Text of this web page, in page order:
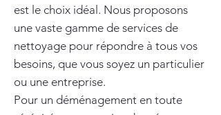
est le choix idéal. Nous proposons
une vaste gamme de services de
nettoyage pour répondre à tous vos
besoins, que vous soyez un particulier
ou une entreprise.
Pour un déménagement en toute